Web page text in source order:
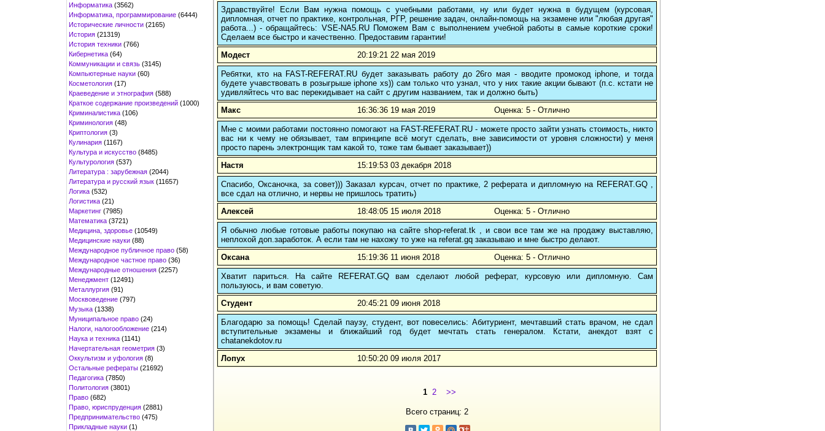
Информатика (3562)
Информатика, программирование (6444)
Исторические личности (2165)
История (21319)
История техники (766)
Кибернетика (64)
Коммуникации и связь (3145)
Компьютерные науки (60)
Косметология (17)
Краеведение и этнография (588)
Краткое содержание произведений (1000)
Криминалистика (106)
Криминология (48)
Криптология (3)
Кулинария (1167)
Культура и искусство (8485)
Культурология (537)
Литература : зарубежная (2044)
Литература и русский язык (11657)
Логика (532)
Логистика (21)
Маркетинг (7985)
Математика (3721)
Медицина, здоровье (10549)
Медицинские науки (88)
Международное публичное право (58)
Международное частное право (36)
Международные отношения (2257)
Менеджмент (12491)
Металлургия (91)
Москвоведение (797)
Музыка (1338)
Муниципальное право (24)
Налоги, налогообложение (214)
Наука и техника (1141)
Начертательная геометрия (3)
Оккультизм и уфология (8)
Остальные рефераты (21692)
Педагогика (7850)
Политология (3801)
Право (682)
Право, юриспруденция (2881)
Предпринимательство (475)
Прикладные науки (1)
Здравствуйте! Если Вам нужна помощь с учебными работами, ну или будет нужна в будущем (курсовая,
дипломная, отчет по практике, контрольная, РГР, решение задач, онлайн-помощь на экзамене или "любая другая"
работа...) - обращайтесь: VSE-NA5.RU Поможем Вам с выполнением учебной работы в самые короткие сроки!
Сделаем все быстро и качественно. Предоставим гарантии!
Модест
20:19:21 22 мая 2019
Ребятки, кто на FAST-REFERAT.RU будет заказывать работу до 26го мая - вводите промокод iphone, и тогда
будете учавствовать в розыгрыше iphone xs)) сам только что узнал, что у них такие акции бывают (п.с. кстати не
удивляйтесь что вас перекидывает на сайт с другим названием, так и должно быть)
Макс
16:36:36 19 мая 2019 Оценка: 5 - Отлично
Мне с моими работами постоянно помогают на FAST-REFERAT.RU - можете просто зайти узнать стоимость, никто
вас ни к чему не обязывает, там впринципе всё могут сделать, вне зависимости от уровня сложности) у меня
просто парень электронщик там какой то, тоже там бывает заказывает))
Настя
15:19:53 03 декабря 2018
Спасибо, Оксаночка, за совет))) Заказал курсач, отчет по практике, 2 реферата и дипломную на REFERAT.GQ ,
все сдал на отлично, и нервы не пришлось тратить)
Алексей
18:48:05 15 июля 2018 Оценка: 5 - Отлично
Я обычно любые готовые работы покупаю на сайте shop-referat.tk , и свои все там же на продажу выставляю,
неплохой доп.заработок. А если там не нахожу то уже на referat.gq заказываю и мне быстро делают.
Оксана
15:19:36 11 июня 2018 Оценка: 5 - Отлично
Хватит париться. На сайте REFERAT.GQ вам сделают любой реферат, курсовую или дипломную. Сам
пользуюсь, и вам советую.
Студент
20:45:21 09 июня 2018
Благодарю за помощь! Сделай паузу, студент, вот повеселись: Абитуриент, мечтавший стать врачом, не сдал
вступительные экзамены и ближайший год будет мечтать стать генералом. Кстати, анекдот взят с
chatanekdotov.ru
Лопух
10:50:20 09 июля 2017
1 2 >>
Всего страниц: 2